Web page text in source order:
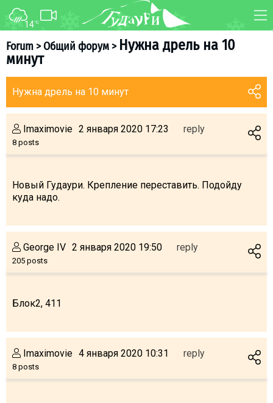
14°C
Forum>Общий форум> Нужна дрель на 10
минут
Нужна дрель на 10 минут
Imaximovie
8 posts
2 января 2020 17:23 reply
Новый Гудаури. Крепление переставить. Подойду
куда надо.
George IV
205 posts
2 января 2020 19:50 reply
Блок2, 411
Imaximovie
8 posts
4 января 2020 10:31 reply
FORUM MAP
Piste map
Ski instructors
Kids in Gudauri
Après-ski
Join telegram
LODGING
Apartments